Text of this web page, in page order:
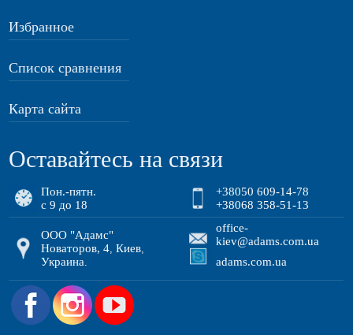
Избранное
Список сравнения
Карта сайта
Оставайтесь на связи
Пон.-пятн.
с 9 до 18
+38050 609-14-78
+38068 358-51-13
ООО "Адамс"
Новаторов, 4 ,Киев
Украина
office-
kiev@adams.com.ua
adams.com.ua
.